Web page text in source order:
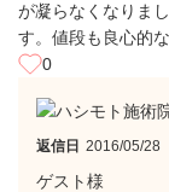
が凝らなくなりま
す。値段も良心的
0
返信日 2016/05/28
ゲスト様